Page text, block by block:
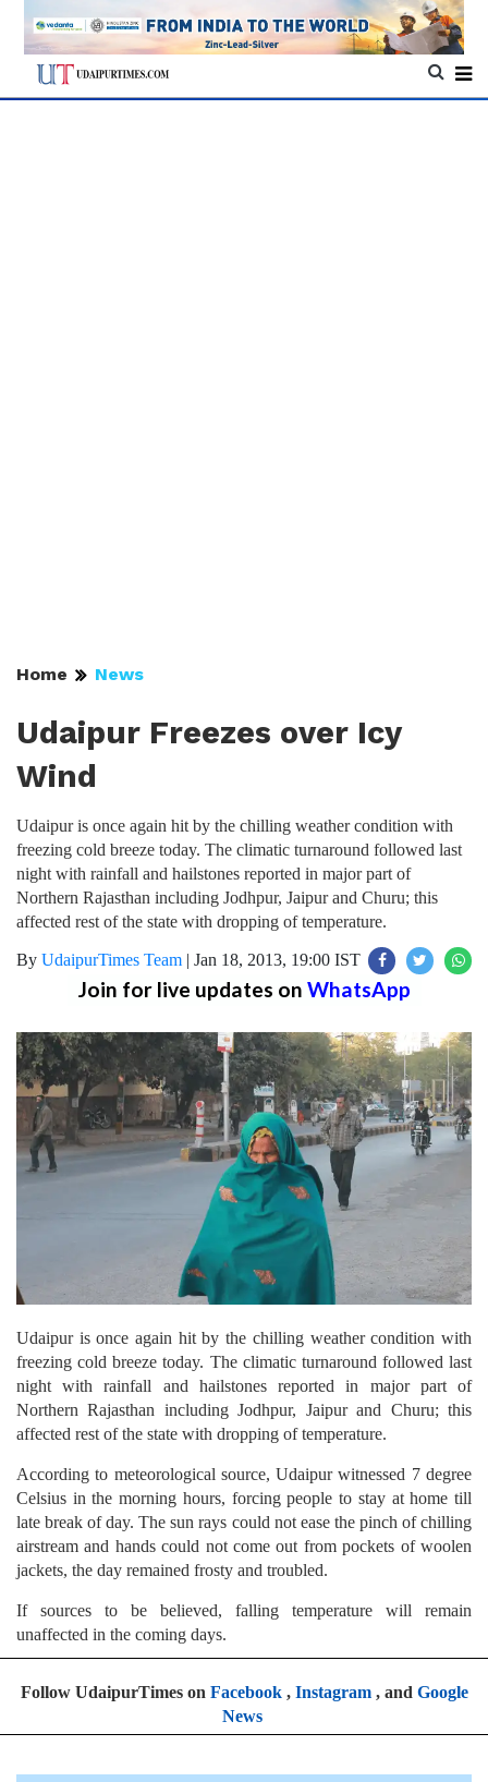
Home News
Udaipur Freezes over Icy
Wind
Udaipur is once again hit by the chilling weather condition with
freezing cold breeze today. The climatic turnaround followed last
night with rainfall and hailstones reported in major part of
Northern Rajasthan including Jodhpur, Jaipur and Churu; this
affected rest of the state with dropping of temperature.
By UdaipurTimes Team | Jan 18, 2013, 19:00 IST
Join for live updates on WhatsApp
Udaipur is once again hit by the chilling weather condition with
freezing cold breeze today. The climatic turnaround followed last
night with rainfall and hailstones reported in major part of
Northern Rajasthan including Jodhpur, Jaipur and Churu; this
affected rest of the state with dropping of temperature.
According to meteorological source, Udaipur witnessed 7 degree
Celsius in the morning hours, forcing people to stay at home till
late break of day. The sun rays could not ease the pinch of chilling
airstream and hands could not come out from pockets of woolen
jackets, the day remained frosty and troubled.
If sources to be believed, falling temperature will remain
unaffected in the coming days.
Follow UdaipurTimes on Facebook, Instagram, and Google
News